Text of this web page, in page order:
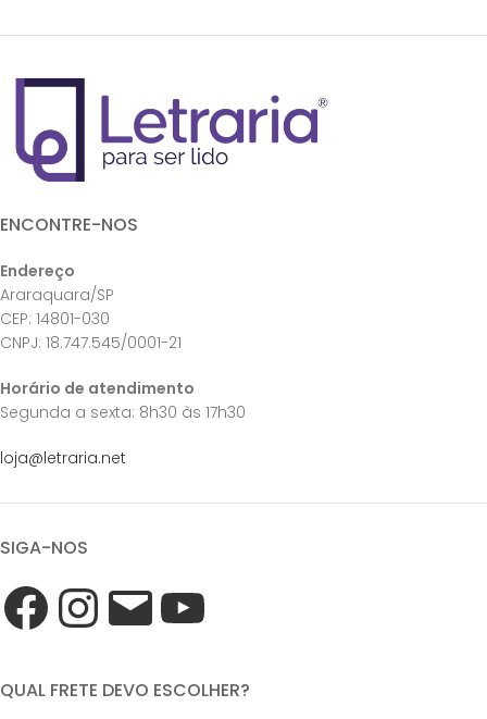
ENCONTRE-NOS
Endereço
Araraquara/SP
CEP: 14801-030
CNPJ: 18.747.545/0001-21
Horário de atendimento
Segunda a sexta: 8h30 às 17h30
loja@letraria.net
SIGA-NOS
QUAL FRETE DEVO ESCOLHER?